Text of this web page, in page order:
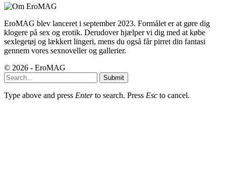
EroMAG blev lanceret i september 2023. Formålet er at gøre dig
klogere på sex og erotik. Derudover hjælper vi dig med at købe
sexlegetøj og lækkert lingeri, mens du også får pirret din fantasi
gennem vores sexnoveller og gallerier.
© 2026 - EroMAG
Submit
Type above and press Enterto search. Press Esc to cancel.